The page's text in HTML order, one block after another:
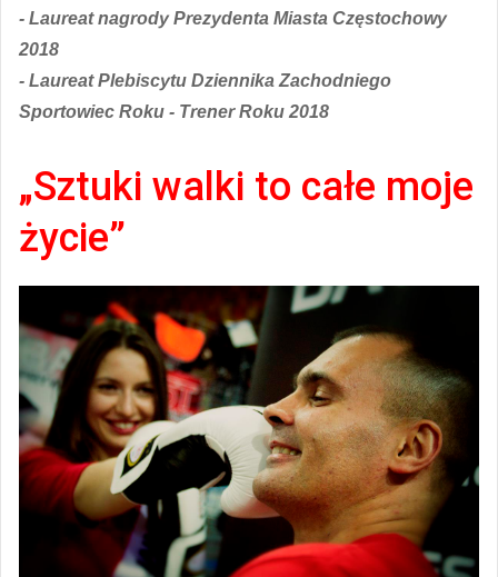
- Laureat nagrody Prezydenta Miasta Częstochowy
2018
- Laureat Plebiscytu Dziennika Zachodniego
Sportowiec Roku - Trener Roku 2018
„Sztuki walki to całe moje
życie”